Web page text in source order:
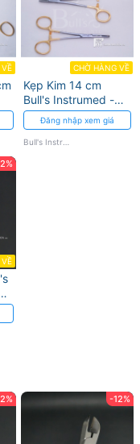
CHỜ HÀNG VỀ
Kẹp Kim 14 cm
Bull's Instrumed -
Dụng cụ cầm máu
tiêu chuẩn
Đăng nhập xem giá
Bull's Instrumed
-12%